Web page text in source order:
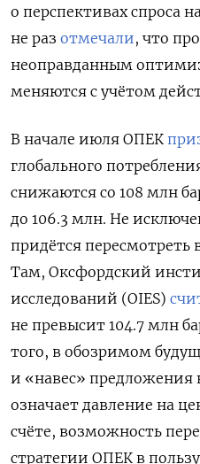
о перспективах спроса
не раз отмечали, что
неоправданным
меняются с учётом
В начале июля ОПЕК
глобального
снижаются со 108 млн
до 106.3 млн. Не
придётся пересмотреть
Там, Оксфордский
исследований (OIES)
не превысит 104.7 млн
того, в обозримом
и «навес» предложения
означает давление на
счёте, возможность
стратегии ОПЕК в